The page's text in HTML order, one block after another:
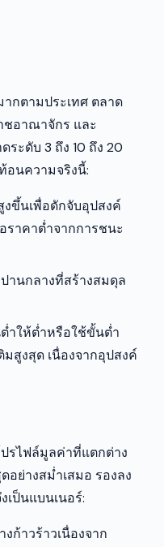
กตามประเทศ ตลาด
ชอาณาจักร และ
ระดับ 3 ถึง 10 ถึง 20
อนความจริงนี้:
งขึ้นเพื่อดักจับอุปสงค์
ราคาต่ำจากการชนะ
านกลางที่สร้างสมดุล
ำให้ต่ำหรือใช้ขั้นต่ำ
สูงสุด เนื่องจากอุปสงค์
รไฟล์มูลค่าที่แตกต่าง
อย่างสม่ำเสมอ รองลง
ป็นแบนเนอร์:
ก้าวร้าวเนื่องจาก